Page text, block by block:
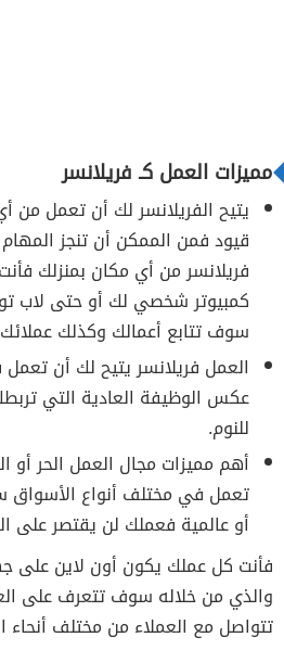
مميزات العمل كـ فريلانسر
يتيح الفريلانسر لك أن تعمل
قيود فمن الممكن أن تنجز
فريلانسر من أي مكان بمنزلك
كمبيوتر شخصي لك أو حتى لاب
سوف تتابع أعمالك وكذلك
العمل فريلانسر يتيح لك أن
عكس الوظيفة العادية التي
للنوم.
أهم مميزات مجال العمل الحر أو
تعمل في مختلف أنواع الأسواق
أو عالمية فعملك لن يقتصر على
فأنت كل عملك يكون أون لاين على
والذي من خلاله سوف تتعرف على
تتواصل مع العملاء من مختلف أنحاء